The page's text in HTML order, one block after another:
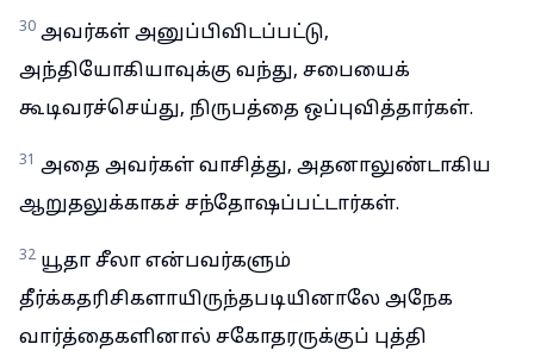
30 அவர்கள் அனுப்பிவிடப்பட்டு,
அந்தியோகியாவுக்கு வந்து, சபையைக்
கூடிவரச்செய்து, நிருபத்தை ஒப்புவித்தார்கள்.
31 அதை அவர்கள் வாசித்து, அதனாலுண்டாகிய
ஆறுதலுக்காகச் சந்தோஷப்பட்டார்கள்.
32 யூதா சீலா என்பவர்களும்
தீர்க்கதரிசிகளாயிருந்தபடியினாலே அநேக
வார்த்தைகளினால் சகோதரருக்குப் புத்தி